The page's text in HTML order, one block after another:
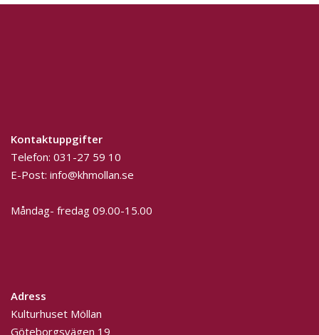
Kontaktuppgifter
Telefon: 031-27 59 10
E-Post: info@khmollan.se
Måndag- fredag 09.00-15.00
Adress
Kulturhuset Möllan
Göteborgsvägen 19